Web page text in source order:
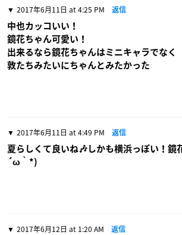
2017年6月11日 at 4:25 PM 返信
中也カッコいい！
鏡花ちゃん可愛い！
出来るなら鏡花ちゃんはミニキャラでなく
敦たちみたいにちゃんとみたかった
2017年6月11日 at 4:49 PM 返信
夏らしくて良いね🎶しかも横浜っぽい！鏡
´ω｀*)
2017年6月12日 at 1:20 AM 返信